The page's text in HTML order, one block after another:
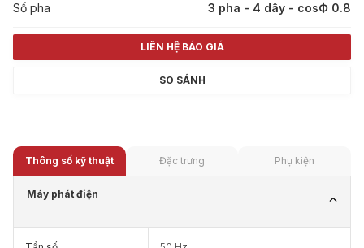
Số pha 3 pha - 4 dây - cosФ 0.8
LIÊN HỆ BÁO GIÁ
SO SÁNH
Thông số kỹ thuật Đặc trưng Phụ kiện
Máy phát điện